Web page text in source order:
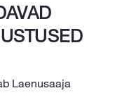
Laenusaaja